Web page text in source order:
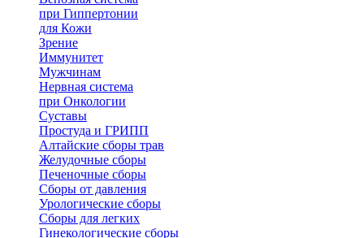
при Гиппертонии
для Кожи
Зрение
Иммунитет
Мужчинам
Нервная система
при Онкологии
Суставы
Простуда и ГРИПП
Алтайские сборы трав
Желудочные сборы
Печеночные сборы
Сборы от давления
Урологические сборы
Сборы для легких
Гинекологические сборы